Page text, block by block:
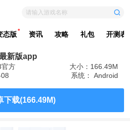
请输入游戏名称
态版 资讯 攻略 礼包 开测表
新版app
官方
大小：166.49M
系统： Android
下载(166.49M)